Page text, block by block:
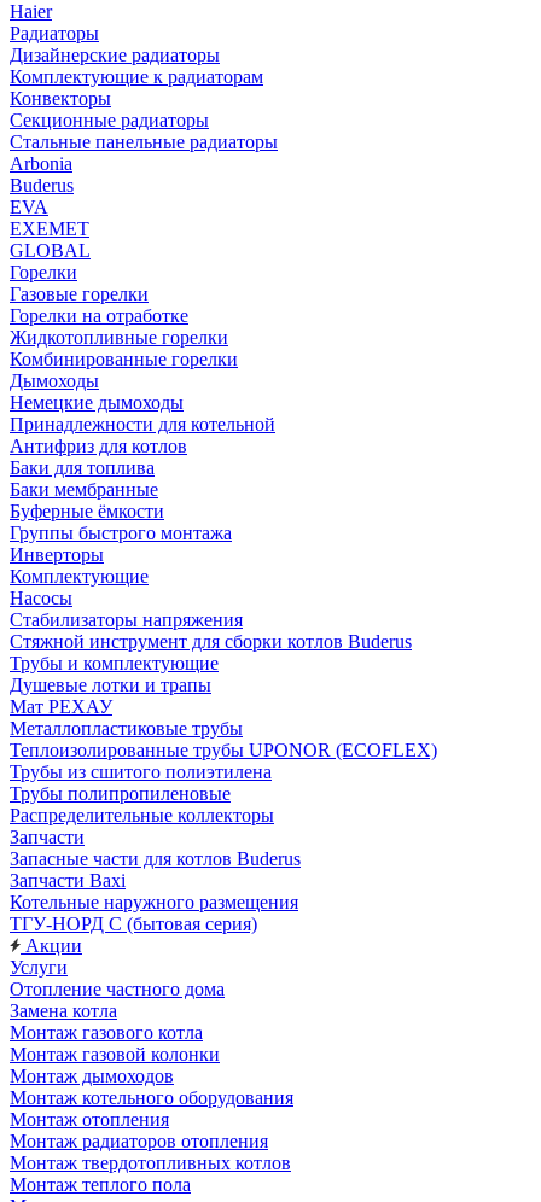
Haier
Радиаторы
Дизайнерские радиаторы
Комплектующие к радиаторам
Конвекторы
Секционные радиаторы
Стальные панельные радиаторы
Arbonia
Buderus
EVA
EXEMET
GLOBAL
Горелки
Газовые горелки
Горелки на отработке
Жидкотопливные горелки
Комбинированные горелки
Дымоходы
Немецкие дымоходы
Принадлежности для котельной
Антифриз для котлов
Баки для топлива
Баки мембранные
Буферные ёмкости
Группы быстрого монтажа
Инверторы
Комплектующие
Насосы
Стабилизаторы напряжения
Стяжной инструмент для сборки котлов Buderus
Трубы и комплектующие
Душевые лотки и трапы
Мат РЕХАУ
Металлопластиковые трубы
Теплоизолированные трубы UPONOR (ECOFLEX)
Трубы из сшитого полиэтилена
Трубы полипропиленовые
Распределительные коллекторы
Запчасти
Запасные части для котлов Buderus
Запчасти Baxi
Котельные наружного размещения
ТГУ-НОРД С (бытовая серия)
Акции
Услуги
Отопление частного дома
Замена котла
Монтаж газового котла
Монтаж газовой колонки
Монтаж дымоходов
Монтаж котельного оборудования
Монтаж отопления
Монтаж радиаторов отопления
Монтаж твердотопливных котлов
Монтаж теплого пола